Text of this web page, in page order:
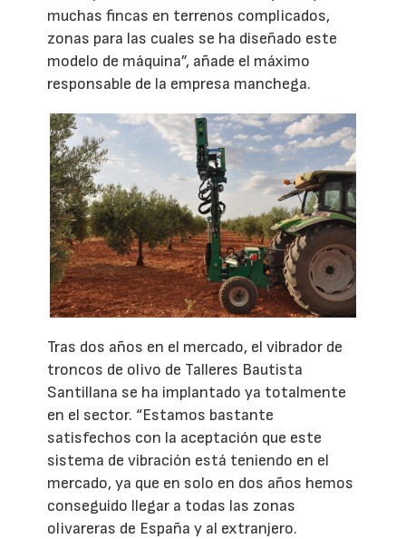
muchas fincas en terrenos complicados,
zonas para las cuales se ha diseñado este
modelo de máquina”, añade el máximo
responsable de la empresa manchega.
Tras dos años en el mercado, el vibrador de
troncos de olivo de Talleres Bautista
Santillana se ha implantado ya totalmente
en el sector. “Estamos bastante
satisfechos con la aceptación que este
sistema de vibración está teniendo en el
mercado, ya que en solo en dos años hemos
conseguido llegar a todas las zonas
olivareras de España y al extranjero.